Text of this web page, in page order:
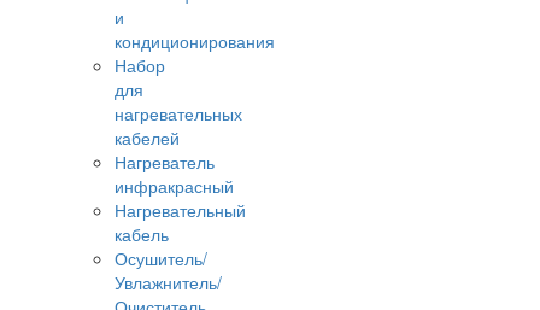
и
кондиционирования
Набор
для
нагревательных
кабелей
Нагреватель
инфракрасный
Нагревательный
кабель
Осушитель/
Увлажнитель/